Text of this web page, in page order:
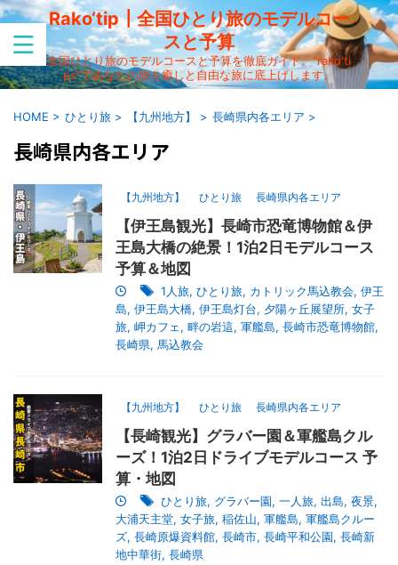
Rako‘tip┃全国ひとり旅のモデルコー
スと予算
全国ひとり旅のモデルコースと予算を徹底ガイド。"rako'ti
ps"であなたの旅を癒しと自由な旅に底上げします。
HOME > ひとり旅 > 【九州地方】 > 長崎県内各エリア >
長崎県内各エリア
【九州地方】 ひとり旅 長崎県内各エリア
【伊王島観光】長崎市恐竜博物館＆伊
王島大橋の絶景！1泊2日モデルコース
予算＆地図
1人旅, ひとり旅, カトリック馬込教会, 伊王
島, 伊王島大橋, 伊王島灯台, 夕陽ヶ丘展望所, 女子
旅, 岬カフェ, 畔の岩這, 軍艦島, 長崎市恐竜博物館,
長崎県, 馬込教会
【九州地方】 ひとり旅 長崎県内各エリア
【長崎観光】グラバー園＆軍艦島クル
ーズ！1泊2日ドライブモデルコース 予
算・地図
ひとり旅, グラバー園, 一人旅, 出島, 夜景,
大浦天主堂, 女子旅, 稲佐山, 軍艦島, 軍艦島クルー
ズ, 長崎原爆資料館, 長崎市, 長崎平和公園, 長崎新
地中華街, 長崎県